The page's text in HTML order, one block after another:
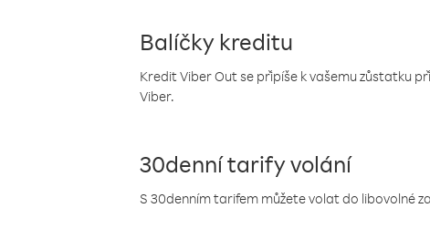
Balíčky kreditu
Kredit Viber Out se připíše k vašemu zůstatku
Viber.
30denní tarify volání
S 30denním tarifem můžete volat do libovolné